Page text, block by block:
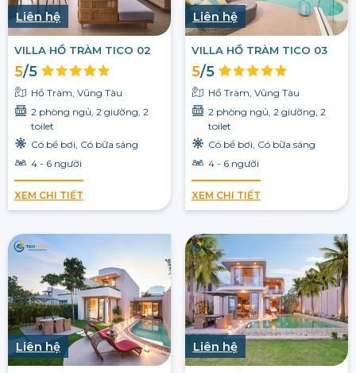
Liên hệ
VILLA HỒ TRÀM TICO 02
5/5
Hồ Tràm, Vũng Tàu
2 phòng ngủ, 2 giường, 2
toilet
Có bể bơi, Có bữa sáng
4 - 6 người
XEM CHI TIẾT
Liên hệ
VILLA HỒ TRÀM TICO 03
5/5
Hồ Tràm, Vũng Tàu
2 phòng ngủ, 2 giường, 2
toilet
Có bể bơi, Có bữa sáng
4 - 6 người
XEM CHI TIẾT
Liên hệ Liên hệ